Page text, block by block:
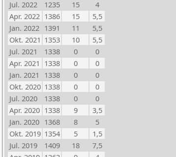
Jul. 2022
1235 15
4
Apr. 2022 1386 15
5,5
Jan. 2022 1391 11
5,5
Okt. 2021 1353 10
5,5
Jul. 2021
1338 0
0
Apr. 2021 1338 0
0
Jan. 2021
1338 0
0
Okt. 2020 1338 0
0
Jul. 2020
1338 0
0
Apr. 2020 1338 9
3,5
Jan. 2020 1368 8
5
Okt. 2019 1354 5
1,5
Jul. 2019
1409 18
7,5